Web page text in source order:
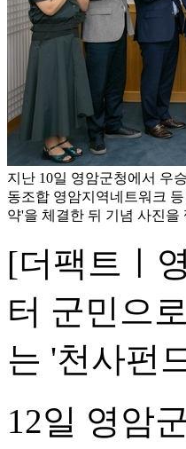
지난 10일 영암군청에서 우
동조합 영암지역네트워크
약'을 체결한 뒤 기념 사진을
[더팩트ㅣ
터 군민으
는 '천사펀
12일 영암